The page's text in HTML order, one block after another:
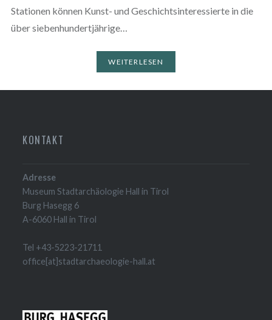
Stationen können Kunst- und Geschichtsinteressierte in die
über siebenhundertjährige…
WEITERLESEN
KONTAKT
Adresse
Museum Stadtarchäologie Hall in Tirol
Burg Hasegg 6
A-6060 Hall in Tirol
Tel +43-5223-21711
office[at]stadtarchaeologie-hall.at